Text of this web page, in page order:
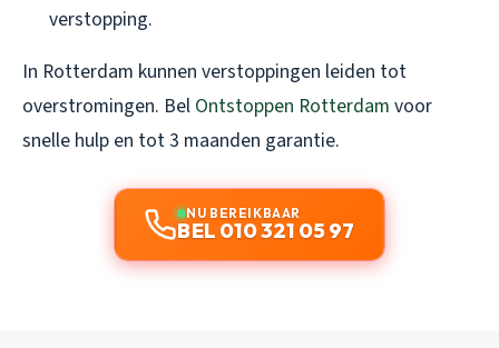
verstopping.
In Rotterdam kunnen verstoppingen leiden tot
overstromingen. Bel Ontstoppen Rotterdam voor
snelle hulp en tot 3 maanden garantie.
NU BEREIKBAAR
BEL 010 321 05 97